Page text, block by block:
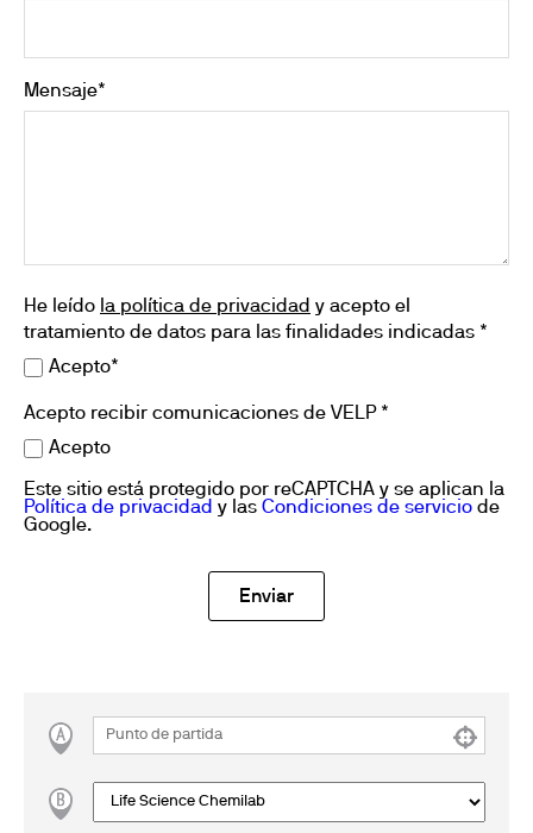
Mensaje*
He leído la política de privacidad y acepto el
tratamiento de datos para las finalidades indicadas *
Acepto*
Acepto recibir comunicaciones de VELP *
Acepto
Este sitio está protegido por reCAPTCHA y se aplican la
Política de privacidad y las Condiciones de servicio de
Google.